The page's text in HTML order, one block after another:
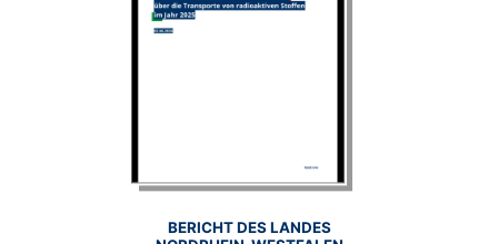
BERICHT DES LANDES